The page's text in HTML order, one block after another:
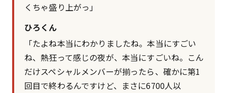
くちゃ盛り上がっ」
ひろくん
「たよね本当にわかりましたね。本当にすごい
ね、熱狂って感じの夜が、本当にすごいね。こん
だけスペシャルメンバーが揃ったら、確かに第1
回目で終わるんですけど、まさに6700人以